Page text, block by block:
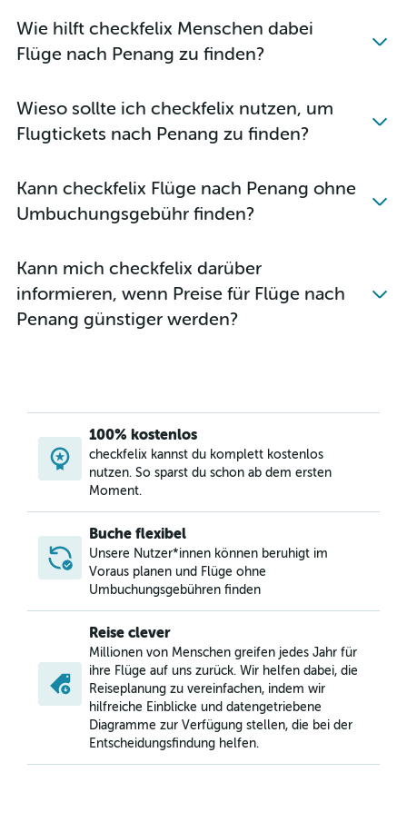
Wie hilft checkfelix Menschen dabei
Flüge nach Penang zu finden?
Wieso sollte ich checkfelix nutzen, um
Flugtickets nach Penang zu finden?
Kann checkfelix Flüge nach Penang ohne
Umbuchungsgebühr finden?
Kann mich checkfelix darüber
informieren, wenn Preise für Flüge nach
Penang günstiger werden?
100% kostenlos
checkfelix kannst du komplett kostenlos
nutzen. So sparst du schon ab dem ersten
Moment.
Buche flexibel
Unsere Nutzer*innen können beruhigt im
Voraus planen und Flüge ohne
Umbuchungsgebühren finden
Reise clever
Millionen von Menschen greifen jedes Jahr für
ihre Flüge auf uns zurück. Wir helfen dabei, die
Reiseplanung zu vereinfachen, indem wir
hilfreiche Einblicke und datengetriebene
Diagramme zur Verfügung stellen, die bei der
Entscheidungsfindung helfen.